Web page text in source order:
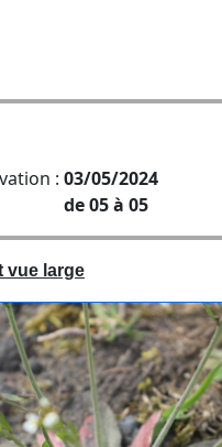
: 03/05/2024
de 05 à 05
vue large